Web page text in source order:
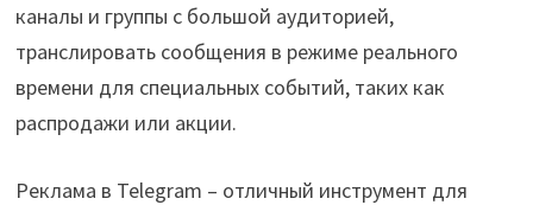
каналы и группы с большой аудиторией,
транслировать сообщения в режиме реального
времени для специальных событий, таких как
распродажи или акции.
Реклама в Telegram – отличный инструмент для